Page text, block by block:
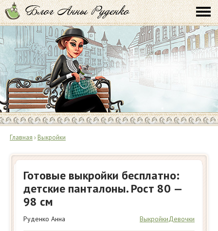
Главная › Выкройки
Готовые выкройки бесплатно:
детские панталоны. Рост 80 —
98 см
Руденко Анна ВыкройкиДевочки